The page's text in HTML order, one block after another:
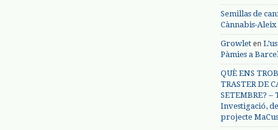
Semillas de
Cànnabis-
Growlet en
Pàmies a
QUÈ ENS
TRASTER DE
SETEMBRE?
Investigació,
projecte MaCus